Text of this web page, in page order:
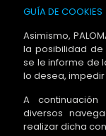
GUÍA DE COOKIES
Asimismo,
la posibilidad
se le informe de
lo desea,
A
diversos
realizar dicha